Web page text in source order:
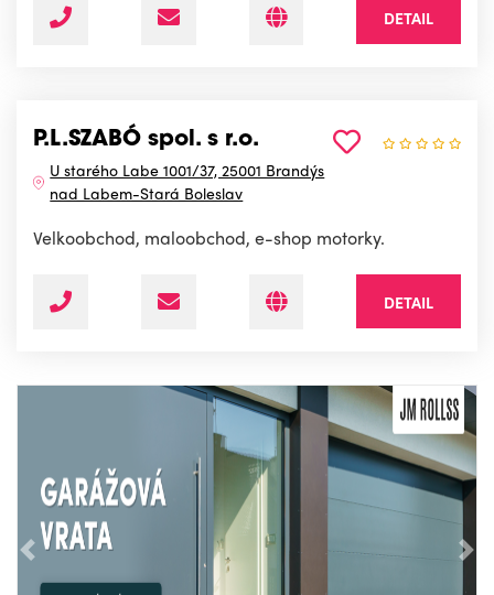
DETAIL
P.L.SZABÓ spol. s r.o.
U starého Labe 1001/37, 25001 Brandýs
nad Labem-Stará Boleslav
Velkoobchod, maloobchod, e-shop motorky.
DETAIL
Předchozí